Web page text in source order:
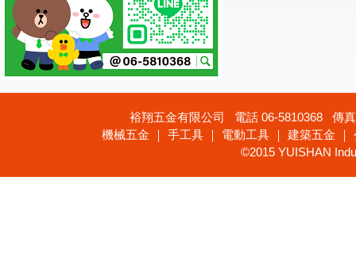
裕翔五金有限公司 電話 06-5810368 傳
機械五金 ｜ 手工具 ｜ 電動工具 ｜ 建築五金
©2015 YUISHAN